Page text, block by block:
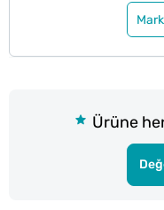
Ürüne